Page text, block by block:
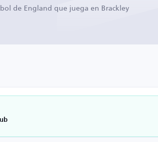
de England que juega en Brackley